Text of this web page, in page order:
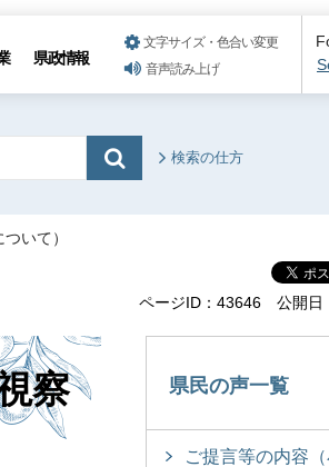
県政情報
文字サイズ・色合い変更
音声読み上げ
検索の仕方
いて）
ページID：43646 公開日
察
県民の声一覧
ご提言等の内容